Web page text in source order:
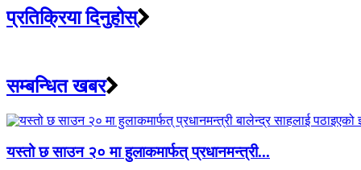
प्रतिक्रिया दिनुहोस्
सम्बन्धित खबर
यस्तो छ साउन २० मा हुलाकमार्फत् प्रधानमन्त्री...